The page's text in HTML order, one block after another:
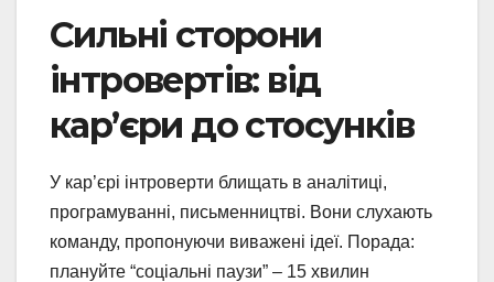
Сильні сторони
інтровертів: від
кар’єри до стосунків
У кар’єрі інтроверти блищать в аналітиці,
програмуванні, письменництві. Вони слухають
команду, пропонуючи виважені ідеї. Порада:
плануйте “соціальні паузи” – 15 хвилин